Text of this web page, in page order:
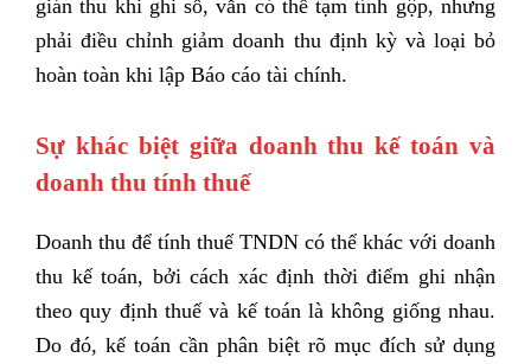
gián thu khi ghi sổ, vẫn có thể tạm tính gộp, nhưng
phải điều chỉnh giảm doanh thu định kỳ và loại bỏ
hoàn toàn khi lập Báo cáo tài chính.
Sự khác biệt giữa doanh thu kế toán và
doanh thu tính thuế
Doanh thu để tính thuế TNDN có thể khác với doanh
thu kế toán, bởi cách xác định thời điểm ghi nhận
theo quy định thuế và kế toán là không giống nhau.
Do đó, kế toán cần phân biệt rõ mục đích sử dụng